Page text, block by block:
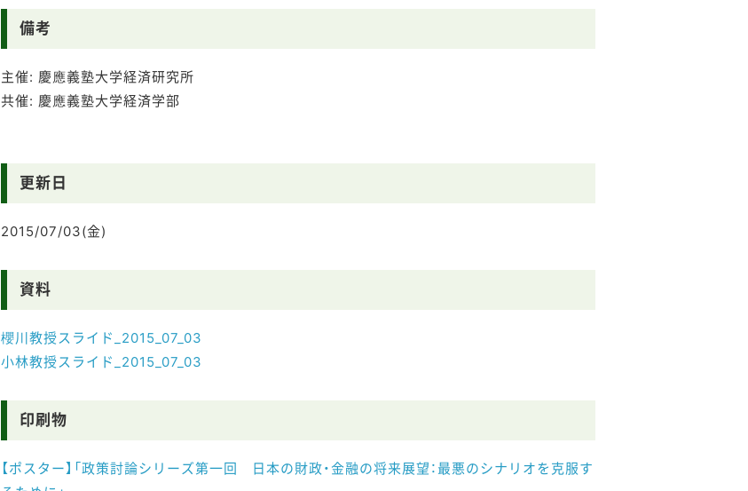
備考
主催: 慶應義塾大学経済研究所
共催: 慶應義塾大学経済学部
更新日
2015/07/03(金)
資料
櫻川教授スライド_2015_07_03
小林教授スライド_2015_07_03
印刷物
【ポスター】「政策討論シリーズ第一回 日本の財政・金融の将来展望：最悪のシナリオを克服す